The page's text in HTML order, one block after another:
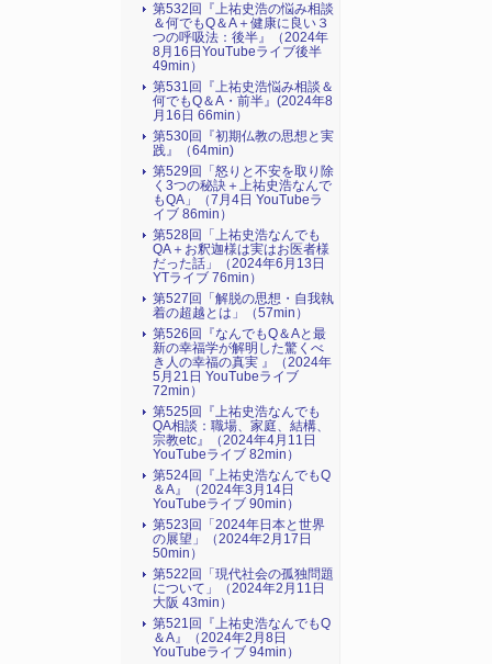
第532回『上祐史浩の悩み相談
＆何でもQ＆A＋健康に良い３
つの呼吸法：後半』（2024年
8月16日YouTubeライブ後半
49min）
第531回『上祐史浩悩み相談＆
何でもQ＆A・前半』(2024年8
月16日 66min）
第530回『初期仏教の思想と実
践』（64min)
第529回「怒りと不安を取り除
く3つの秘訣＋上祐史浩なんで
もQA」（7月4日 YouTubeラ
イブ 86min）
第528回「上祐史浩なんでも
QA＋お釈迦様は実はお医者様
だった話」（2024年6月13日
YTライブ 76min）
第527回「解脱の思想・自我執
着の超越とは」（57min）
第526回『なんでもQ＆Aと最
新の幸福学が解明した驚くべ
き人の幸福の真実 』（2024年
5月21日 YouTubeライブ
72min）
第525回『上祐史浩なんでも
QA相談：職場、家庭、結構、
宗教etc』（2024年4月11日
YouTubeライブ 82min）
第524回『上祐史浩なんでもQ
＆A』（2024年3月14日
YouTubeライブ 90min）
第523回「2024年日本と世界
の展望」（2024年2月17日
50min）
第522回「現代社会の孤独問題
について」（2024年2月11日
大阪 43min）
第521回『上祐史浩なんでもQ
＆A』（2024年2月8日
YouTubeライブ 94min）